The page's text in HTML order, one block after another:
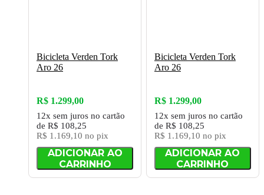
Bicicleta Verden Tork
Aro 26
R$ 1.299,00
12x sem juros no cartão
de R$ 108,25
R$ 1.169,10 no pix
ADICIONAR AO
CARRINHO
Bicicleta Verden Tork
Aro 26
R$ 1.299,00
12x sem juros no cartão
de R$ 108,25
R$ 1.169,10 no pix
ADICIONAR AO
CARRINHO